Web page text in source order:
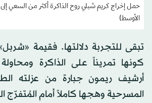
حمل إخراج كريم شبلي روح الذاكرة أكثر من السعي إلى
الأوسط)
تبقى للتجربة دلالتها. فقيمة
كونها تمريناً على الذاكرة
أرشيف ريمون جبارة من عزلته
المسرحية وهجها كاملاً أمام المُتفرّج